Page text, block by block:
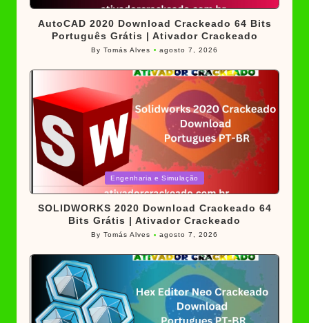
in
AutoCAD 2020 Download Crackeado 64 Bits
Português Grátis | Ativador Crackeado
Posted
ByTomás Alves agosto 7, 2026
Posted
in
Engenharia e Simulação
SOLIDWORKS 2020 Download Crackeado 64
Bits Grátis | Ativador Crackeado
Posted
ByTomás Alves agosto 7, 2026